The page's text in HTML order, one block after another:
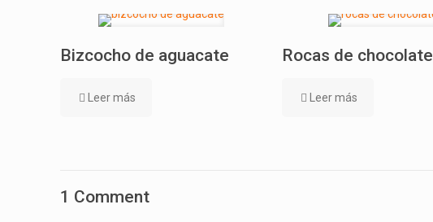
Bizcocho de aguacate
Leer más
Rocas de chocolate
Leer más
1 Comment